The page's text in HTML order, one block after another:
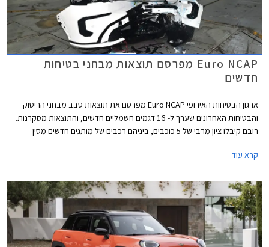
Euro NCAP מפרסם תוצאות מבחני בטיחות
חדשים
ארגון הבטיחות האירופי Euro NCAP מפרסם את תוצאות סבב מבחני הריסוק
והבטיחות האחרונים שערך ל- 16 דגמים חשמליים חדשים, והתוצאות מסקרנות.
רובם קיבלו ציון מרבי של 5 כוכבים, ביניהם רכבים של מותגים חדשים מסין
ציונים של 4 כוכבים וחלקם כמעט איבדו את הכוכב החמישי.
קרא עוד